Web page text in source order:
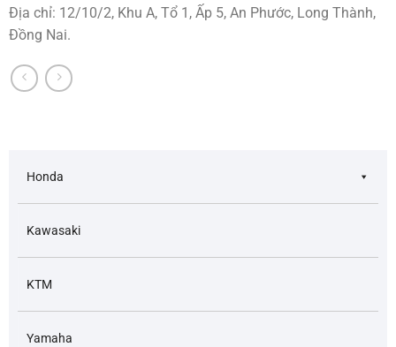
Địa chỉ: 12/10/2, Khu A, Tổ 1, Ấp 5, An Phước, Long Thành,
Đồng Nai.
Honda
Kawasaki
KTM
Yamaha